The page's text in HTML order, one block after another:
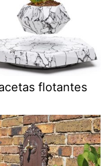
flotantes